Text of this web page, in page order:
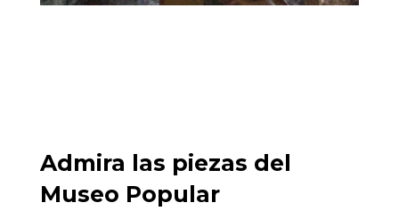
Admira las piezas del
Museo Popular